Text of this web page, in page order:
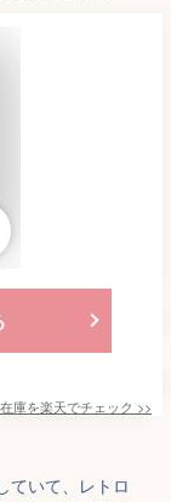
庫を楽天でチェック >>
ていて、レトロ